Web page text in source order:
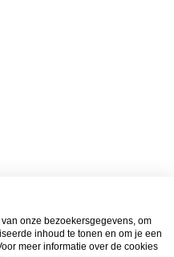
onze bezoekersgegevens, om
inhoud te tonen en om je een
meer informatie over de cookies